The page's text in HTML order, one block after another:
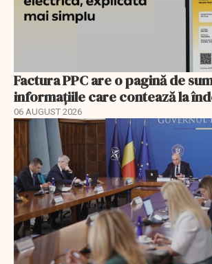
Factura PPC are o pagină de
informațiile care contează la
06 AUGUST 2026